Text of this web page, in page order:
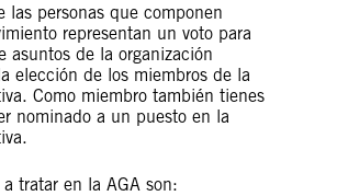
las personas que componen
representan un voto para
asuntos de la organización
elección de los miembros de la
Como miembro también tienes
nominado a un puesto en la
tratar en la AGA son: